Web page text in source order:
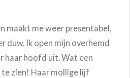
maakt me weer presentabel,
duw. Ik open mijn overhemd
haar hoofd uit.Wat een
zien! Haar mollige lijf